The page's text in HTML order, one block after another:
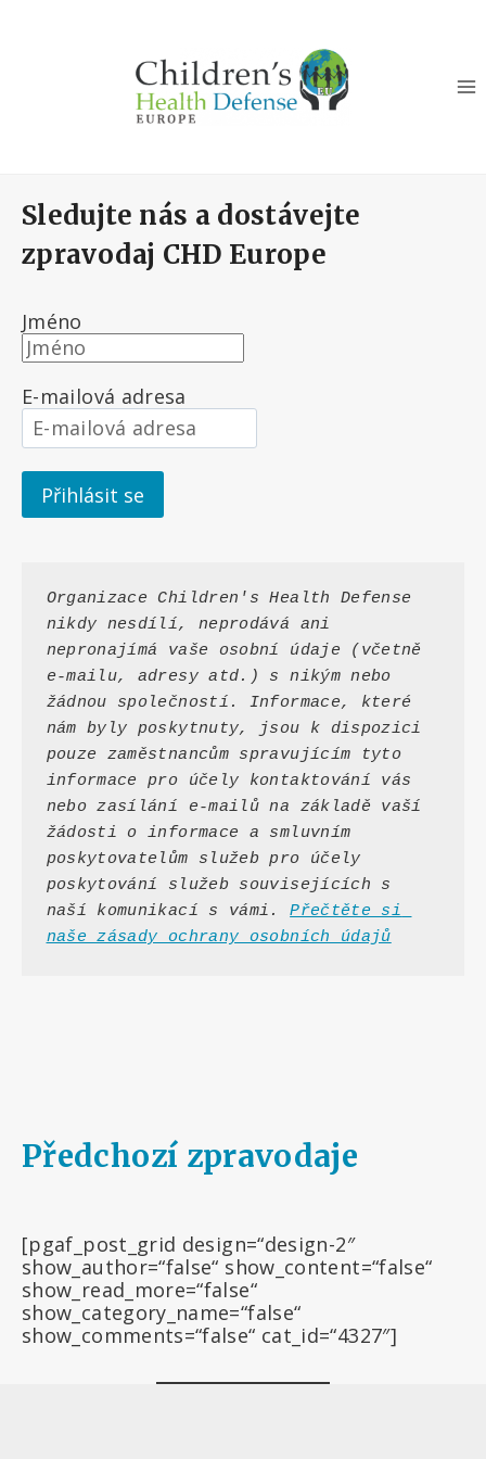
Sledujte nás a dostávejte
zpravodaj CHD Europe
Jméno
E-mailová adresa
Přihlásit se
Organizace Children's Health Defense
nikdy nesdílí, neprodává ani
nepronajímá vaše osobní údaje (včetně
e-mailu, adresy atd.) s nikým nebo
žádnou společností. Informace, které
nám byly poskytnuty, jsou k dispozici
pouze zaměstnancům spravujícím tyto
informace pro účely kontaktování vás
nebo zasílání e-mailů na základě vaší
žádosti o informace a smluvním
poskytovatelům služeb pro účely
poskytování služeb souvisejících s
naší komunikací s vámi. Přečtěte si
naše zásady ochrany osobních údajů
Předchozí zpravodaje
[pgaf_post_grid design=“design-2″
show_author=“false“ show_content=“false“
show_read_more=“false“
show_category_name=“false“
show_comments=“false“ cat_id=“4327″]